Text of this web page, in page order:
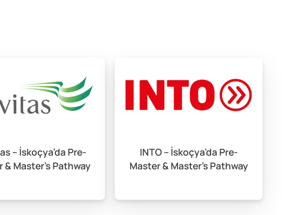
– İskoçya’da Pre-
& Master’s Pathway
INTO – İskoçya’da Pre-
Master & Master’s Pathway